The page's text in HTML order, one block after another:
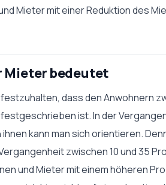
Mieter mit einer Reduktion des
Mieter bedeutet
dass den Anwohnern
ist. In der
kann man sich orientieren.
zwischen 10 und 35
und Mieter mit einem höheren